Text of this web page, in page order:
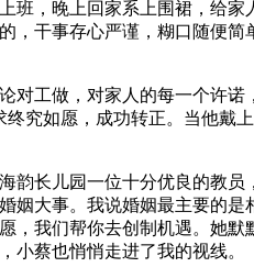
晚上回家系上围裙，给家
干事存心严谨，糊口随便
工做，对家人的每一个许诺
究如愿，成功转正。当他戴
长儿园一位十分优良的教员
大事。我说婚姻最主要的
我们帮你去创制机遇。她
小蔡也悄悄走进了我的视线。